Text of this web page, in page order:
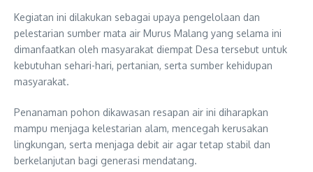
Kegiatan ini dilakukan sebagai upaya pengelolaan dan
pelestarian sumber mata air Murus Malang yang selama ini
dimanfaatkan oleh masyarakat diempat Desa tersebut untuk
kebutuhan sehari-hari, pertanian, serta sumber kehidupan
masyarakat.
Penanaman pohon dikawasan resapan air ini diharapkan
mampu menjaga kelestarian alam, mencegah kerusakan
lingkungan, serta menjaga debit air agar tetap stabil dan
berkelanjutan bagi generasi mendatang.